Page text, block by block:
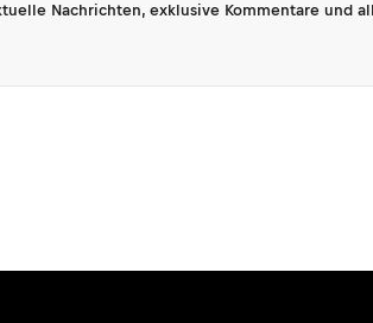
Nachrichten, exklusive Kommentare und